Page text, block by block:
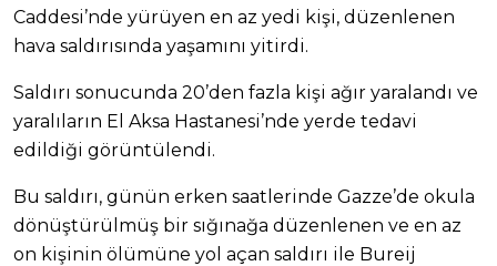
Caddesi’nde yürüyen en az yedi kişi, düzenlenen
hava saldırısında yaşamını yitirdi.
Saldırı sonucunda 20’den fazla kişi ağır yaralandı ve
yaralıların El Aksa Hastanesi’nde yerde tedavi
edildiği görüntülendi.
Bu saldırı, günün erken saatlerinde Gazze’de okula
dönüştürülmüş bir sığınağa düzenlenen ve en az
on kişinin ölümüne yol açan saldırı ile Bureij